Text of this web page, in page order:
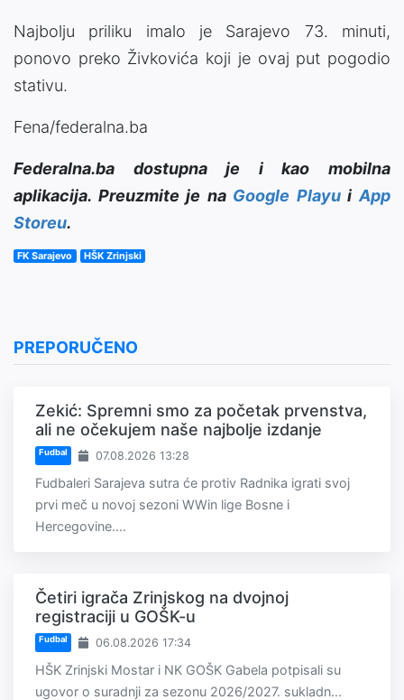
Najbolju priliku imalo je Sarajevo 73. minuti,
ponovo preko Živkovića koji je ovaj put pogodio
stativu.
Fena/federalna.ba
Federalna.ba dostupna je i kao mobilna
aplikacija. Preuzmite je na Google PlayuiApp
Storeu.
FK Sarajevo HŠK Zrinjski
PREPORUČENO
Zekić: Spremni smo za početak prvenstva,
ali ne očekujem naše najbolje izdanje
Fudbal 07.08.2026 13:28
Fudbaleri Sarajeva sutra će protiv Radnika igrati svoj
prvi meč u novoj sezoni WWin lige Bosne i
Hercegovine....
Četiri igrača Zrinjskog na dvojnoj
registraciji u GOŠK-u
Fudbal 06.08.2026 17:34
HŠK Zrinjski Mostar i NK GOŠK Gabela potpisali su
ugovor o suradnji za sezonu 2026/2027. sukladn...